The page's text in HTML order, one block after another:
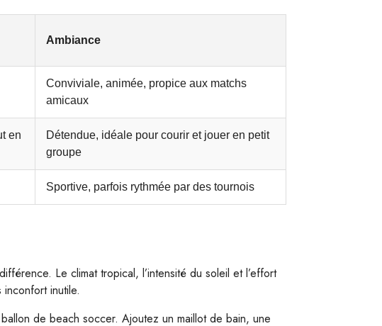
Ambiance
Conviviale, animée, propice aux matchs
amicaux
en
Détendue, idéale pour courir et jouer en petit
groupe
Sportive, parfois rythmée par des tournois
Le climat tropical, l’intensité du soleil et l’effort
inconfort inutile.
de beach soccer. Ajoutez un maillot de bain, une